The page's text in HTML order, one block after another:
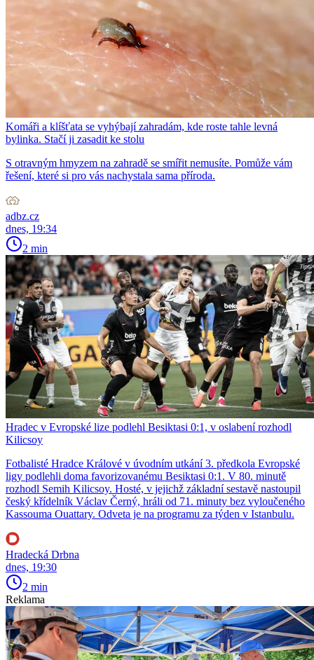
Komáři a klíšťata se vyhýbají zahradám, kde roste tahle levná
bylinka. Stačí ji zasadit ke stolu
S otravným hmyzem na zahradě se smířit nemusíte. Pomůže vám
řešení, které si pro vás nachystala sama příroda.
adbz.cz
dnes, 19:34
2 min
Hradec v Evropské lize podlehl Besiktasi 0:1, v oslabení rozhodl
Kilicsoy
Fotbalisté Hradce Králové v úvodním utkání 3. předkola Evropské
ligy podlehli doma favorizovanému Besiktasi 0:1. V 80. minutě
rozhodl Semih Kilicsoy. Hosté, v jejichž základní sestavě nastoupil
český křídelník Václav Černý, hráli od 71. minuty bez vyloučeného
Kassouma Ouattary. Odveta je na programu za týden v Istanbulu.
Hradecká Drbna
dnes, 19:30
2 min
Reklama